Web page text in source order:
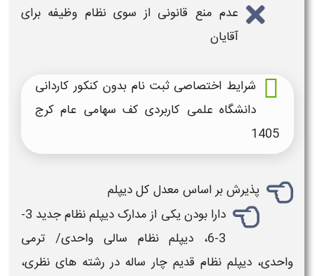
عدم منع قانونی از سوی نظام وظیفه برای
آقایان
شرایط اختصاصی ثبت نام بدون کنکور کاردانی
دانشگاه علمی کاربردی کف سهامی عام کرج
1405
پذیرش بر اساس معدل کل دیپلم
دارا بودن یکی از مدارک دیپلم نظام جدید 3-
3-6، دیپلم نظام سالی واحدی/ ترمی
واحدی، دیپلم نظام قدیم چار ساله در رشته های نظری،